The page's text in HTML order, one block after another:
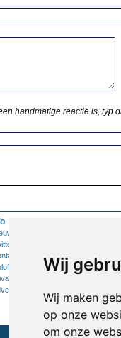
Wij
Wij maken
op onze
om onze
handmatige reactie is, typ